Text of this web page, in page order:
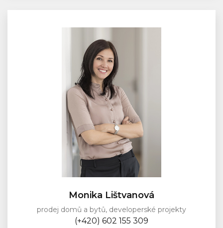
Monika Lištvanová
prodej domů a bytů, developerské projekty
(+420) 602 155 309